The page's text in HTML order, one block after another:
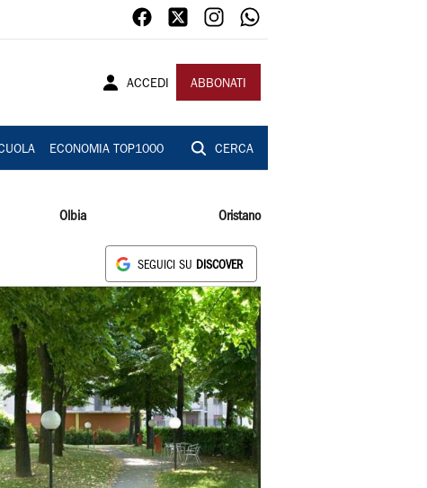
ACCEDI ABBONATI
ECONOMIA TOP1000 CERCA
Olbia Oristano
SEGUICI SU DISCOVER